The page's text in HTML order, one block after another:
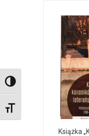
TOGGLE HIGH
TOGGLE FONT SIZE
Książka